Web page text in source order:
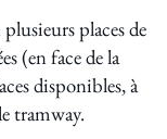
places de
(en face de la
disponibles, à
tramway.